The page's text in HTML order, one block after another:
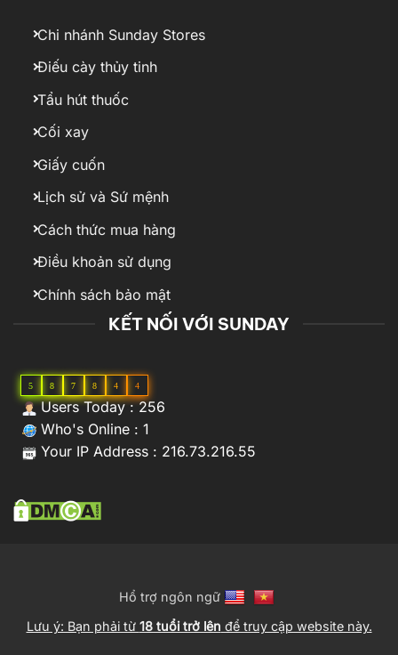
Chi nhánh Sunday Stores
Điếu cày thủy tinh
Tẩu hút thuốc
Cối xay
Giấy cuốn
Lịch sử và Sứ mệnh
Cách thức mua hàng
Điều khoản sử dụng
Chính sách bảo mật
KẾT NỐI VỚI SUNDAY
5 8 7 8 4 4
Users Today : 256
Who's Online : 1
Your IP Address : 216.73.216.55
Hổ trợ ngôn ngữ
Lưu ý: Bạn phải từ 18 tuổi trở lên để truy cập website này.